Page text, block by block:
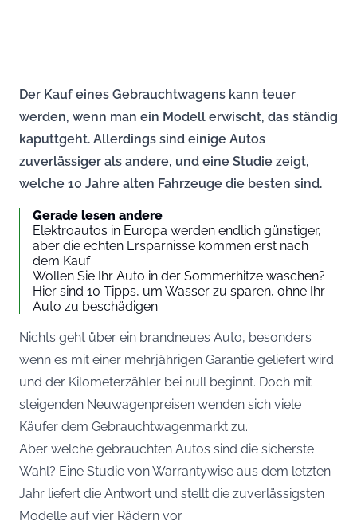
Der Kauf eines Gebrauchtwagens kann teuer
werden, wenn man ein Modell erwischt, das ständig
kaputtgeht. Allerdings sind einige Autos
zuverlässiger als andere, und eine Studie zeigt,
welche 10 Jahre alten Fahrzeuge die besten sind.
Gerade lesen andere
Elektroautos in Europa werden endlich günstiger,
aber die echten Ersparnisse kommen erst nach
dem Kauf
Wollen Sie Ihr Auto in der Sommerhitze waschen?
Hier sind 10 Tipps, um Wasser zu sparen, ohne Ihr
Auto zu beschädigen
Nichts geht über ein brandneues Auto, besonders
wenn es mit einer mehrjährigen Garantie geliefert wird
und der Kilometerzähler bei null beginnt. Doch mit
steigenden Neuwagenpreisen wenden sich viele
Käufer dem Gebrauchtwagenmarkt zu.
Aber welche gebrauchten Autos sind die sicherste
Wahl? Eine Studie von Warrantywise aus dem letzten
Jahr liefert die Antwort und stellt die zuverlässigsten
Modelle auf vier Rädern vor.